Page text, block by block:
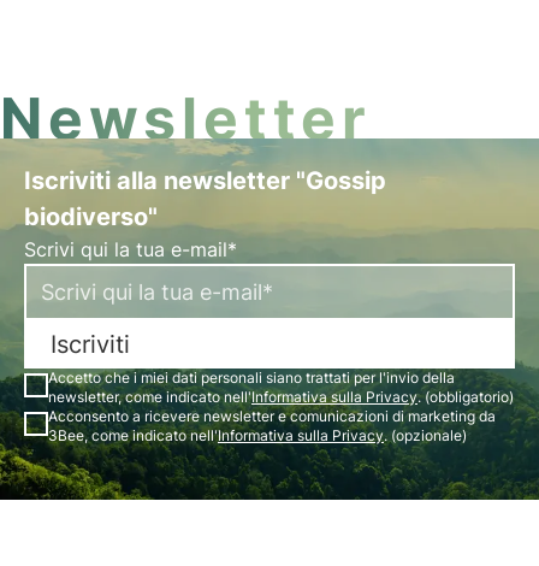
Newsletter
Iscriviti alla newsletter "Gossip
biodiverso"
Scrivi qui la tua e-mail*
Iscriviti
Accetto che i miei dati personali siano trattati per l'invio della
newsletter, come indicato nell'Informativa sulla Privacy. (obbligatorio)
Acconsento a ricevere newsletter e comunicazioni di marketing da
3Bee, come indicato nell'Informativa sulla Privacy. (opzionale)